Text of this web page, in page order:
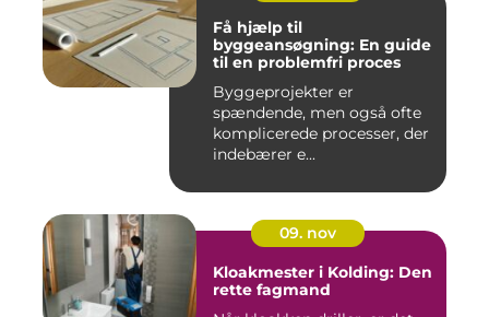
Få hjælp til
byggeansøgning: En guide
til en problemfri proces
Byggeprojekter er
spændende, men også ofte
komplicerede processer, der
indebærer e...
09. nov
Kloakmester i Kolding: Den
rette fagmand